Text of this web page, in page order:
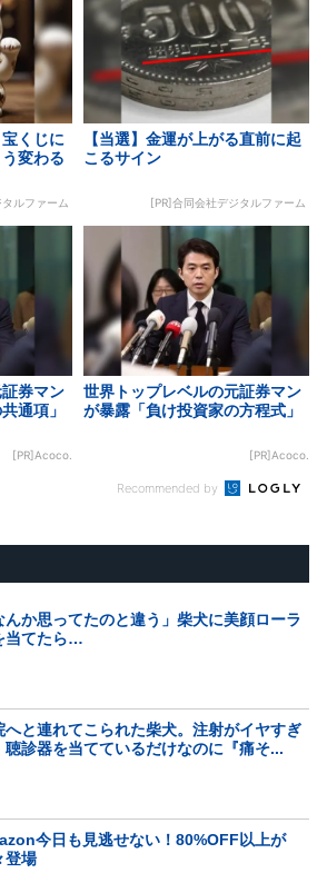
くじに
変わる
ルファーム
【当選】金運が上がる直前に起
こるサイン
[PR]合同会社デジタルファーム
券マン
通項」
[PR]Acoco.
世界トップレベルの元証券マン
が暴露「負け投資家の方程式」
[PR]Acoco.
Recommended by
んか思ってたのと違う」柴犬に美顔ローラ
当てたら…
へと連れてこられた柴犬。注射がイヤすぎ
聴診器を当てているだけなのに『痛そ...
今日も見逃せない！80%OFF以上が
登場